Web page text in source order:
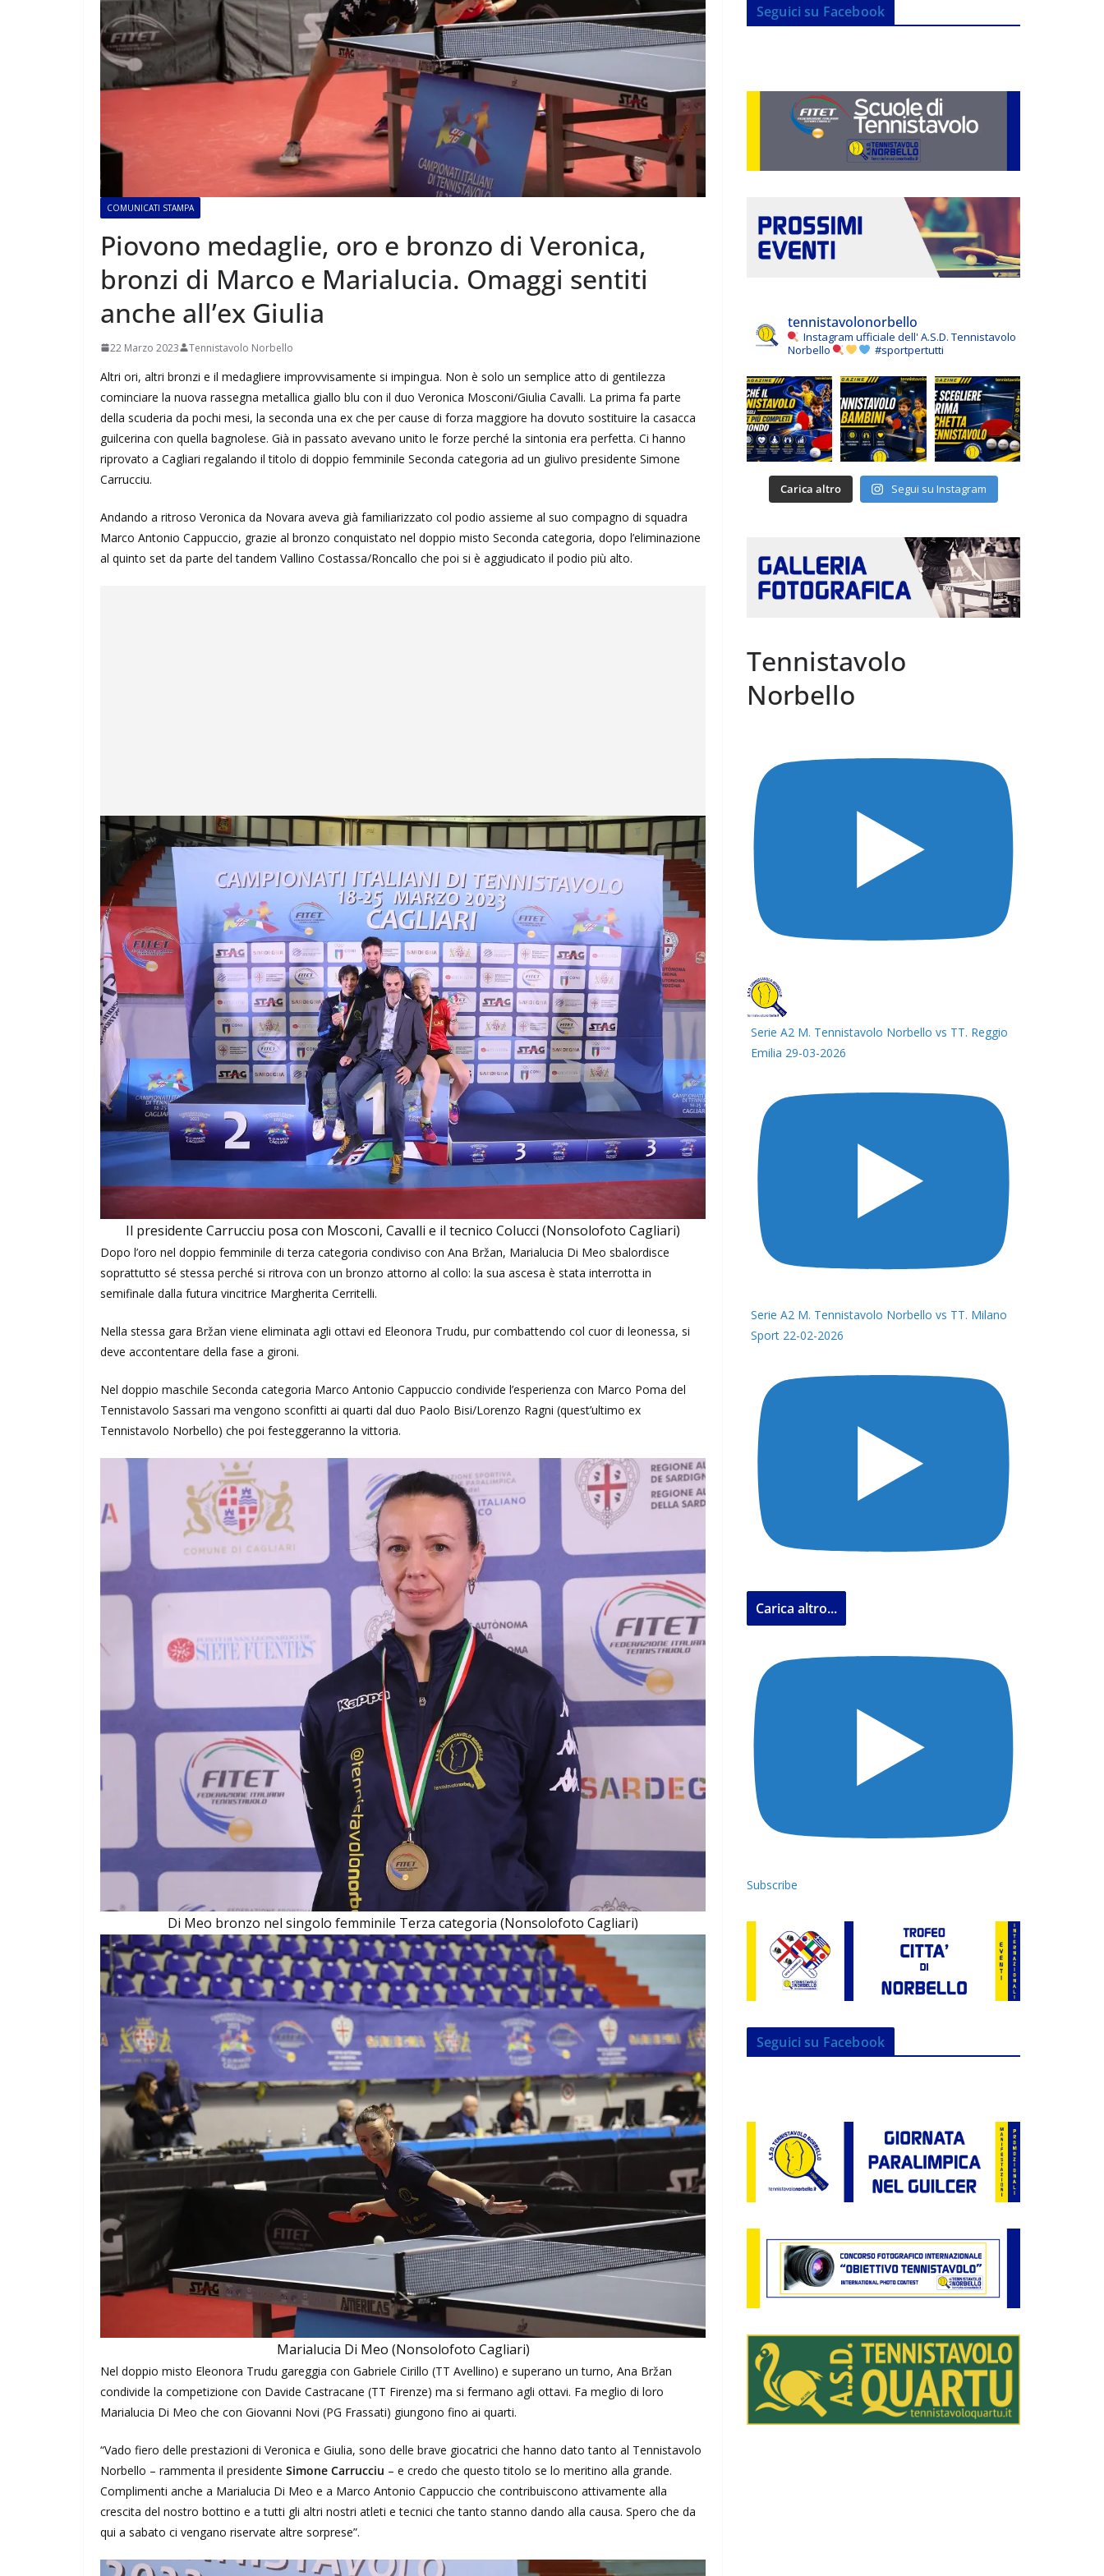
COMUNICATI STAMPA
Piovono medaglie, oro e bronzo di Veronica,
bronzi di Marco e Marialucia. Omaggi sentiti
anche all’ex Giulia
22 Marzo 2023 Tennistavolo Norbello
Altri ori, altri bronzi e il medagliere improvvisamente si impingua. Non è solo un semplice atto di gentilezza
cominciare la nuova rassegna metallica giallo blu con il duo Veronica Mosconi/Giulia Cavalli. La prima fa parte
della scuderia da pochi mesi, la seconda una ex che per cause di forza maggiore ha dovuto sostituire la casacca
guilcerina con quella bagnolese. Già in passato avevano unito le forze perché la sintonia era perfetta. Ci hanno
riprovato a Cagliari regalando il titolo di doppio femminile Seconda categoria ad un giulivo presidente Simone
Carrucciu.
Andando a ritroso Veronica da Novara aveva già familiarizzato col podio assieme al suo compagno di squadra
Marco Antonio Cappuccio, grazie al bronzo conquistato nel doppio misto Seconda categoria, dopo l’eliminazione
al quinto set da parte del tandem Vallino Costassa/Roncallo che poi si è aggiudicato il podio più alto.
Il presidente Carrucciu posa con Mosconi, Cavalli e il tecnico Colucci (Nonsolofoto Cagliari)
Dopo l’oro nel doppio femminile di terza categoria condiviso con Ana Bržan, Marialucia Di Meo sbalordisce
soprattutto sé stessa perché si ritrova con un bronzo attorno al collo: la sua ascesa è stata interrotta in
semifinale dalla futura vincitrice Margherita Cerritelli.
Nella stessa gara Bržan viene eliminata agli ottavi ed Eleonora Trudu, pur combattendo col cuor di leonessa, si
deve accontentare della fase a gironi.
Nel doppio maschile Seconda categoria Marco Antonio Cappuccio condivide l’esperienza con Marco Poma del
Tennistavolo Sassari ma vengono sconfitti ai quarti dal duo Paolo Bisi/Lorenzo Ragni (quest’ultimo ex
Tennistavolo Norbello) che poi festeggeranno la vittoria.
Di Meo bronzo nel singolo femminile Terza categoria (Nonsolofoto Cagliari)
Marialucia Di Meo (Nonsolofoto Cagliari)
Nel doppio misto Eleonora Trudu gareggia con Gabriele Cirillo (TT Avellino) e superano un turno, Ana Bržan
condivide la competizione con Davide Castracane (TT Firenze) ma si fermano agli ottavi. Fa meglio di loro
Marialucia Di Meo che con Giovanni Novi (PG Frassati) giungono fino ai quarti.
“Vado fiero delle prestazioni di Veronica e Giulia, sono delle brave giocatrici che hanno dato tanto al Tennistavolo
Norbello – rammenta il presidente Simone Carrucciu – e credo che questo titolo se lo meritino alla grande.
Complimenti anche a Marialucia Di Meo e a Marco Antonio Cappuccio che contribuiscono attivamente alla
crescita del nostro bottino e a tutti gli altri nostri atleti e tecnici che tanto stanno dando alla causa. Spero che da
qui a sabato ci vengano riservate altre sorprese”.
Seguici su Facebook
tennistavolonorbello
Instagram ufficiale dell' A.S.D. Tennistavolo
Norbello
#sportpertutti
Carica altro Segui su Instagram
Tennistavolo
Norbello
Serie A2 M. Tennistavolo Norbello vs TT. Reggio
Emilia 29-03-2026
Serie A2 M. Tennistavolo Norbello vs TT. Milano
Sport 22-02-2026
Carica altro...
Subscribe
Seguici su Facebook